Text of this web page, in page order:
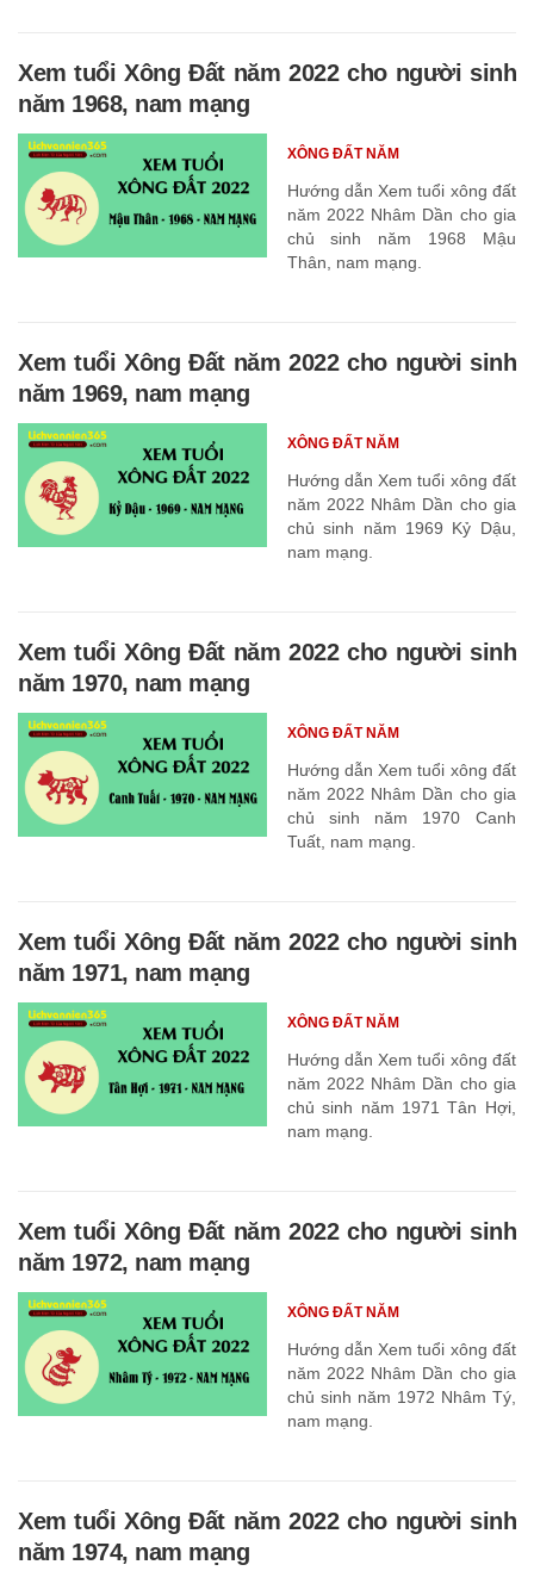
Xem tuổi Xông Đất năm 2022 cho người sinh
năm 1968, nam mạng
Hướng dẫn Xem tuổi xông đất
năm 2022 Nhâm Dần cho gia
chủ sinh năm 1968 Mậu
Thân, nam mạng.
XÔNG ĐẤT NĂM
Xem tuổi Xông Đất năm 2022 cho người sinh
năm 1969, nam mạng
Hướng dẫn Xem tuổi xông đất
năm 2022 Nhâm Dần cho gia
chủ sinh năm 1969 Kỷ Dậu,
nam mạng.
XÔNG ĐẤT NĂM
Xem tuổi Xông Đất năm 2022 cho người sinh
năm 1970, nam mạng
Hướng dẫn Xem tuổi xông đất
năm 2022 Nhâm Dần cho gia
chủ sinh năm 1970 Canh
Tuất, nam mạng.
XÔNG ĐẤT NĂM
Xem tuổi Xông Đất năm 2022 cho người sinh
năm 1971, nam mạng
Hướng dẫn Xem tuổi xông đất
năm 2022 Nhâm Dần cho gia
chủ sinh năm 1971 Tân Hợi,
nam mạng.
XÔNG ĐẤT NĂM
Xem tuổi Xông Đất năm 2022 cho người sinh
năm 1972, nam mạng
Hướng dẫn Xem tuổi xông đất
năm 2022 Nhâm Dần cho gia
chủ sinh năm 1972 Nhâm Tý,
nam mạng.
XÔNG ĐẤT NĂM
Xem tuổi Xông Đất năm 2022 cho người sinh
năm 1974, nam mạng